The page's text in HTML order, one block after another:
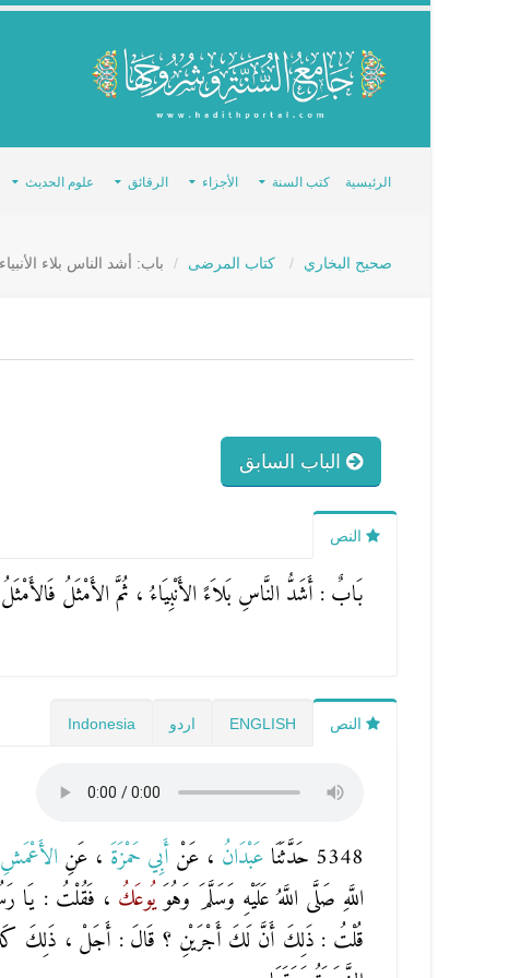
الرئيسية كتب السنة الأجزاء الرقائق علوم الحديث
صحيح البخاري كتاب المرضى باب: أشد الناس بلاء
الباب السابق
النص
بَابٌ : أَشَدُّ النَّاسِ بَلاَءً الأَنْبِيَاءُ ، ثُمَّ الأَمْثَلُ فَالأَمْثَلُ
النص ENGLISH اردو Indonesia
5348 حَدَّثَنَا عَبْدَانُ ، عَنْ أَبِي حَمْزَةَ ، عَنِ الأَعْمَشِ
اللَّهِ صَلَّى اللَّهُ عَلَيْهِ وَسَلَّمَ وَهُوَيُوعَكُ ، فَقُلْتُ : يَا
قُلْتُ : ذَلِكَ أَنَّ لَكَ أَجْرَيْنِ ؟ قَالَ : أَجَلْ ، ذَلِكَ كَذَلِكَ